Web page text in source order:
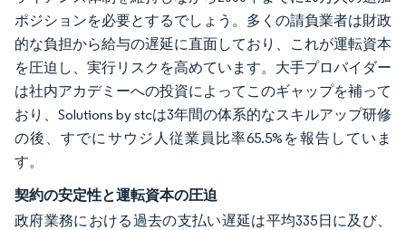
ポジションを必要とするでしょう。多くの請負業者は財政
的な負担から給与の遅延に直面しており、これが運転資本
を圧迫し、実行リスクを高めています。大手プロバイダー
は社内アカデミーへの投資によってこのギャップを補って
おり、Solutions by stcは3年間の体系的なスキルアップ研修
の後、すでにサウジ人従業員比率65.5%を報告していま
す。
契約の安定性と運転資本の圧迫
政府業務における過去の支払い遅延は平均335日に及び、